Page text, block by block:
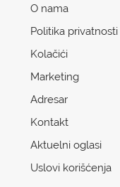
O nama
Politika privatnosti
Kolačići
Marketing
Adresar
Kontakt
Aktuelni oglasi
Uslovi korišćenja